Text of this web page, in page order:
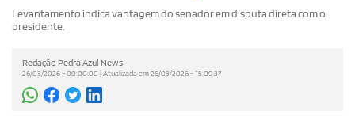
Levantamento indica vantagem do senador em disputa direta com o
presidente.
Redação Pedra Azul News
26/03/2026 - 00:00:00 | Atualizada em 26/03/2026 - 15:09:37